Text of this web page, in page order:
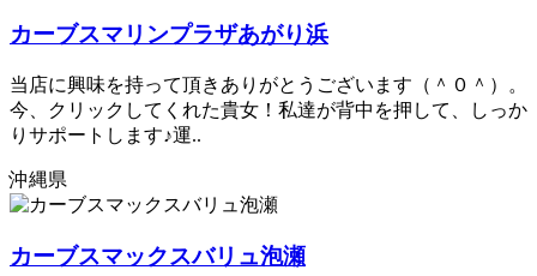
カーブスマリンプラザあがり浜
当店に興味を持って頂きありがとうございます（＾０＾）。
今、クリックしてくれた貴女！私達が背中を押して、しっか
りサポートします♪運..
沖縄県
カーブスマックスバリュ泡瀬